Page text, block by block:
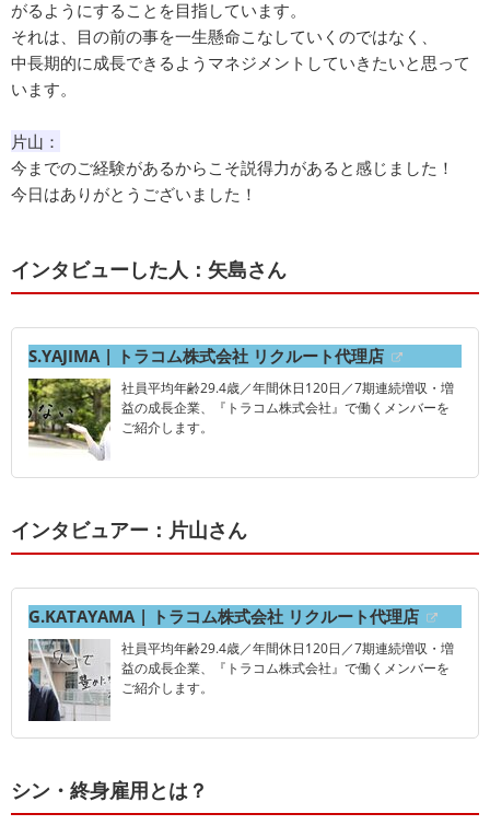
がるようにすることを目指しています。
それは、目の前の事を一生懸命こなしていくのではなく、
中長期的に成長できるようマネジメントしていきたいと思って
います。
片山：
今までのご経験があるからこそ説得力があると感じました！
今日はありがとうございました！
インタビューした人：矢島さん
S.YAJIMA | トラコム株式会社 リクルート代理店
社員平均年齢29.4歳／年間休日120日／7期連続増収・増
益の成長企業、『トラコム株式会社』で働くメンバーを
ご紹介します。
インタビュアー：片山さん
G.KATAYAMA | トラコム株式会社 リクルート代理店
社員平均年齢29.4歳／年間休日120日／7期連続増収・増
益の成長企業、『トラコム株式会社』で働くメンバーを
ご紹介します。
シン・終身雇用とは？